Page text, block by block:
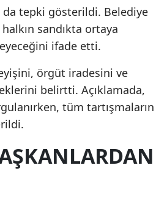
da tepki gösterildi. Belediye
sandıkta ortaya
ifade etti.
örgüt iradesini ve
belirtti. Açıklamada,
tüm tartışmaların